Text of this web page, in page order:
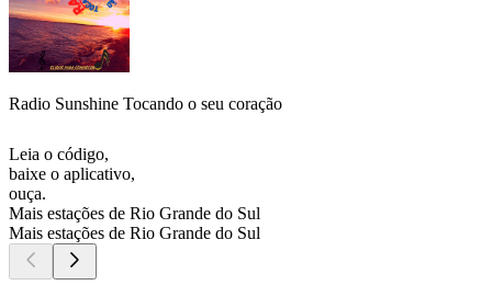
Radio Sunshine Tocando o seu coração
Leia o código,
baixe o aplicativo,
ouça.
Mais estações de Rio Grande do Sul
Mais estações de Rio Grande do Sul